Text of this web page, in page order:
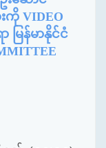
VIDEO
မြန်မာနိုင်ငံ